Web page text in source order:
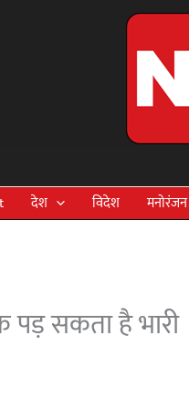
देश विदेश मनोरंजन
सकता है भारी